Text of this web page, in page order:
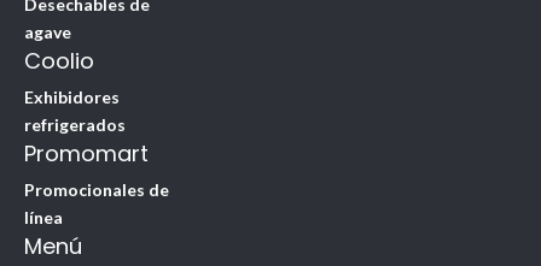
Desechables de
agave
Coolio
Exhibidores
refrigerados
Promomart
Promocionales de
línea
Menú